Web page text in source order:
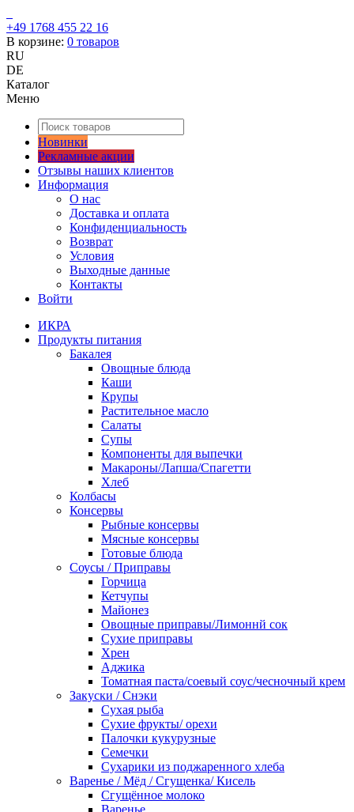
+49 1768 455 22 16
В корзине: 0 товаров
RU
DE
Каталог
Меню
Новинки
Рекламные акции
Отзывы наших клиентов
Информация
О нас
Доставка и оплата
Конфиденциальность
Возврат
Условия
Выходные данные
Контакты
Войти
ИКРА
Продукты питания
Бакалея
Овощные блюда
Каши
Крупы
Растительное масло
Салаты
Супы
Компоненты для выпечки
Макароны/Лапша/Спагетти
Хлеб
Колбасы
Консервы
Рыбные консервы
Мясные консервы
Готовые блюда
Соусы / Приправы
Горчица
Кетчупы
Майонез
Овощные приправы/Лимоннй сок
Сухие приправы
Хрен
Аджика
Томатная паста/соевый соус/чесночный крем
Закуски / Снэки
Сухая рыба
Сухие фрукты/ орехи
Палочки кукурузные
Семечки
Сухарики из поджаренного хлеба
Варенье / Мёд / Сгущенка/ Кисель
Сгущённое молоко
Варенье